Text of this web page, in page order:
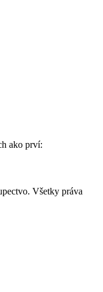
ako prví:
Všetky práva